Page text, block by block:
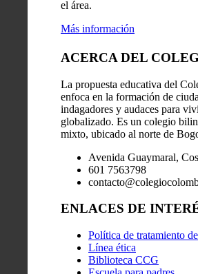
el área.
Más información
ACERCA DEL
La propuesta educativa del
enfoca en la formación de
indagadores y audaces para
globalizado. Es un colegio
mixto, ubicado al norte de
Avenida Guaymaral,
601 7563798
ENLACES DE
Política de tratamiento
Línea ética
Biblioteca CCG